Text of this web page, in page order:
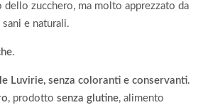
dello zucchero, ma molto apprezzato da
e naturali.
.
Luvirie, senza coloranti e conservanti.
, prodotto senza glutine, alimento